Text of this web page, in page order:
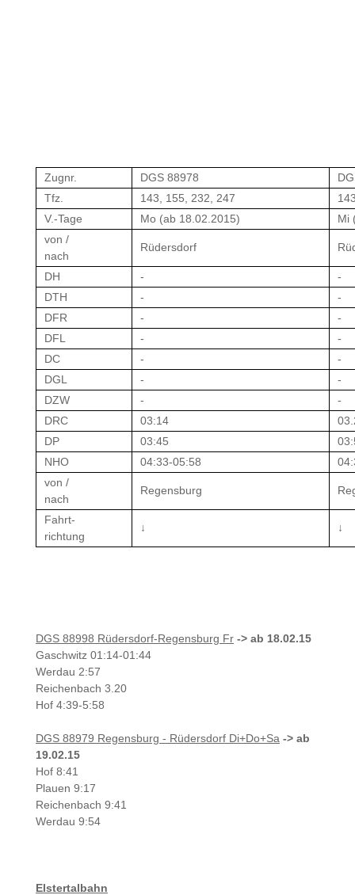
Zugnr. DGS 88978
Tfz.
143, 155, 232, 247
V.-Tage
Mo (ab 18.02.2015)
Mi
von /
nach
Rüdersdorf
DH -
-
DTH
-
-
DFR
-
-
DFL
-
-
DC
-
-
DGL
-
-
DZW
-
-
DRC
03:14
DP
03:45
NHO
04:33-05:58
von /
nach
Regensburg
Fahrt-
richtung
↓ ↓
DGS 88998 Rüdersdorf-Regensburg Fr -> ab 18.02.15
Gaschwitz 01:14-01:44
Werdau 2:57
Reichenbach 3.20
Hof 4:39-5:58
DGS 88979 Regensburg - Rüdersdorf Di+Do+Sa -> ab
19.02.15
Hof 8:41
Plauen 9:17
Reichenbach 9:41
Werdau 9:54
Elstertalbahn